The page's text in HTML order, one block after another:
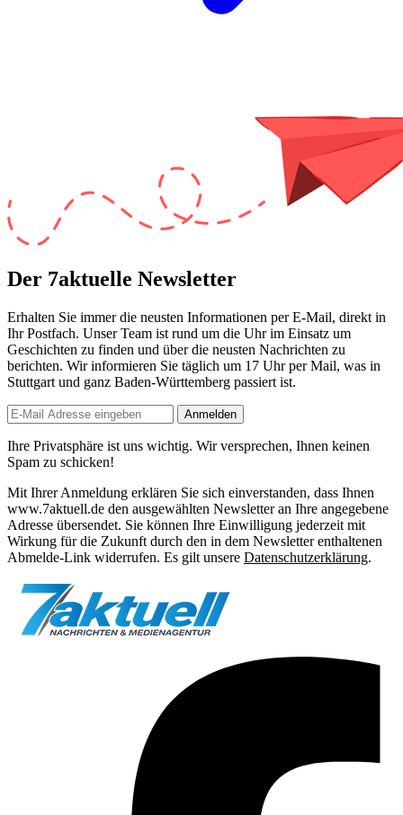
Der 7aktuelle Newsletter
Erhalten Sie immer die neusten Informationen per E-Mail, direkt in
Ihr Postfach. Unser Team ist rund um die Uhrim Einsatz um
Geschichten zu finden und über die neusten Nachrichten zu
berichten. Wir informieren Sie täglich um 17 Uhrper Mail, was in
Stuttgart und ganz Baden-Württemberg passiert ist.
Anmelden
Ihre Privatsphäre ist uns wichtig. Wir versprechen, Ihnen keinen
Spam zu schicken!
Mit Ihrer Anmeldung erklären Sie sich einverstanden, dass Ihnen
www.7aktuell.de den ausgewählten Newsletter an Ihre angegebene
Adresse übersendet. Sie können Ihre Einwilligung jederzeit mit
Wirkung für die Zukunft durch den in dem Newsletter enthaltenen
Abmelde-Link widerrufen. Es gilt unsere Datenschutzerklärung.